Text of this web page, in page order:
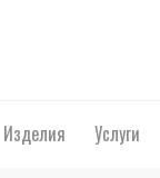
Изделия Услуги